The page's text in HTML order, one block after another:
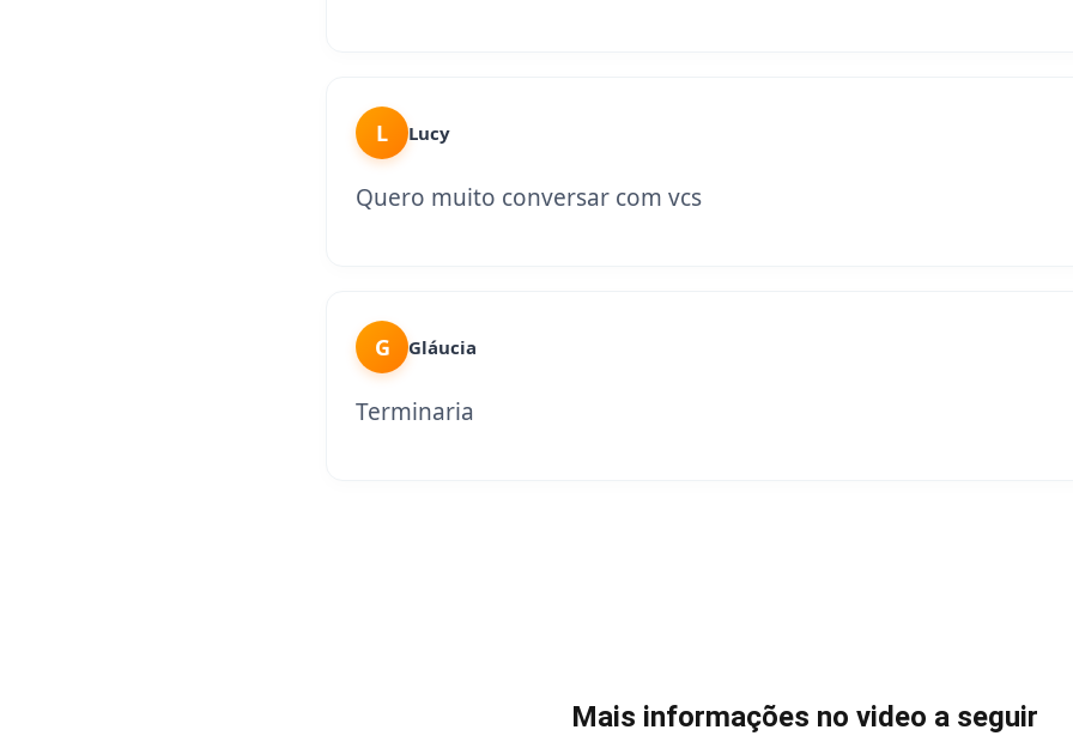
L Lucy
Quero muito conversar com vcs
G Gláucia
Terminaria
Mais informações no video a seguir